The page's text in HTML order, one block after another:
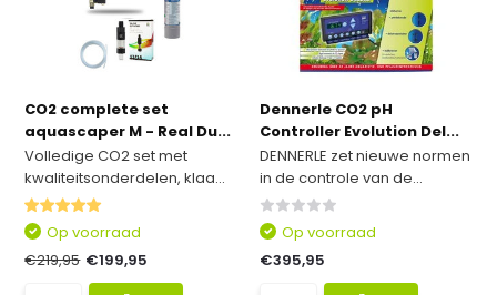
CO2 complete set
aquascaper M - Real Du...
Volledige CO2 set met
kwaliteitsonderdelen, klaa...
Op voorraad
€219,95 €199,95
Dennerle CO2 pH
Controller Evolution Del...
DENNERLE zet nieuwe normen
in de controle van de...
Op voorraad
€395,95